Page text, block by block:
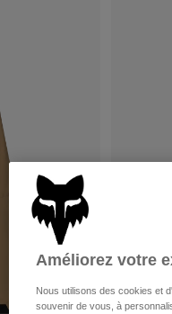
Améliorez votre
Nous utilisons des cookies et
souvenir de vous, à